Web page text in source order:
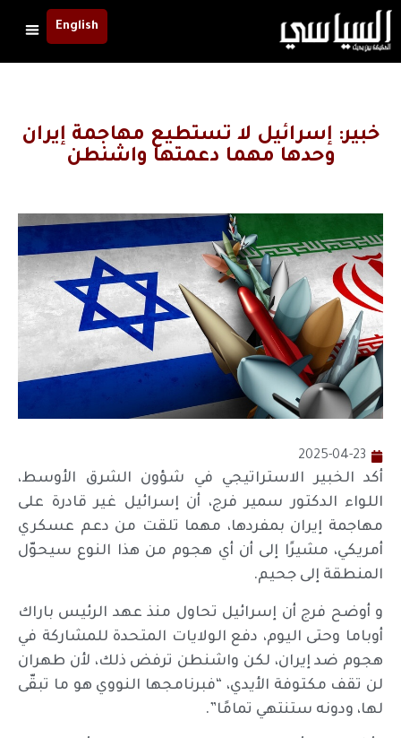
English
خبير: إسرائيل لا تستطيع مهاجمة إيران
وحدها مهما دعمتها واشنطن
2025-04-23
أكد الخبير الاستراتيجي في شؤون الشرق الأوسط،
اللواء الدكتور سمير فرج، أن إسرائيل غير قادرة على
مهاجمة إيران بمفردها، مهما تلقت من دعم عسكري
أمريكي، مشيرًا إلى أن أي هجوم من هذا النوع سيحوّل
المنطقة إلى جحيم.
و أوضح فرج أن إسرائيل تحاول منذ عهد الرئيس باراك
أوباما وحتى اليوم، دفع الولايات المتحدة للمشاركة في
هجوم ضد إيران، لكن واشنطن ترفض ذلك، لأن طهران
لن تقف مكتوفة الأيدي، “فبرنامجها النووي هو ما تبقّى
لها، ودونه ستنتهي تمامًا”.